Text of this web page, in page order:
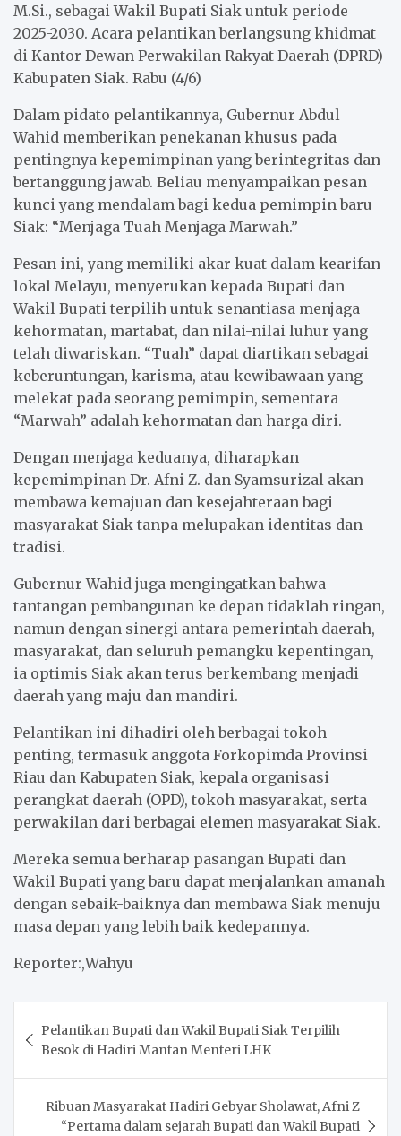
o
k
r
p
p
M.Si., sebagai Wakil Bupati Siak untuk periode
2025-2030. Acara pelantikan berlangsung khidmat
di Kantor Dewan Perwakilan Rakyat Daerah (DPRD)
Kabupaten Siak. Rabu (4/6)
Dalam pidato pelantikannya, Gubernur Abdul
Wahid memberikan penekanan khusus pada
pentingnya kepemimpinan yang berintegritas dan
bertanggung jawab. Beliau menyampaikan pesan
kunci yang mendalam bagi kedua pemimpin baru
Siak: “Menjaga Tuah Menjaga Marwah.”
Pesan ini, yang memiliki akar kuat dalam kearifan
lokal Melayu, menyerukan kepada Bupati dan
Wakil Bupati terpilih untuk senantiasa menjaga
kehormatan, martabat, dan nilai-nilai luhur yang
telah diwariskan. “Tuah” dapat diartikan sebagai
keberuntungan, karisma, atau kewibawaan yang
melekat pada seorang pemimpin, sementara
“Marwah” adalah kehormatan dan harga diri.
Dengan menjaga keduanya, diharapkan
kepemimpinan Dr. Afni Z. dan Syamsurizal akan
membawa kemajuan dan kesejahteraan bagi
masyarakat Siak tanpa melupakan identitas dan
tradisi.
Gubernur Wahid juga mengingatkan bahwa
tantangan pembangunan ke depan tidaklah ringan,
namun dengan sinergi antara pemerintah daerah,
masyarakat, dan seluruh pemangku kepentingan,
ia optimis Siak akan terus berkembang menjadi
daerah yang maju dan mandiri.
Pelantikan ini dihadiri oleh berbagai tokoh
penting, termasuk anggota Forkopimda Provinsi
Riau dan Kabupaten Siak, kepala organisasi
perangkat daerah (OPD), tokoh masyarakat, serta
perwakilan dari berbagai elemen masyarakat Siak.
Mereka semua berharap pasangan Bupati dan
Wakil Bupati yang baru dapat menjalankan amanah
dengan sebaik-baiknya dan membawa Siak menuju
masa depan yang lebih baik kedepannya.
Reporter:,Wahyu
navigation
Pelantikan Bupati dan Wakil Bupati Siak Terpilih
Besok di Hadiri Mantan Menteri LHK
Ribuan Masyarakat Hadiri Gebyar Sholawat, Afni Z
“Pertama dalam sejarah Bupati dan Wakil Bupati